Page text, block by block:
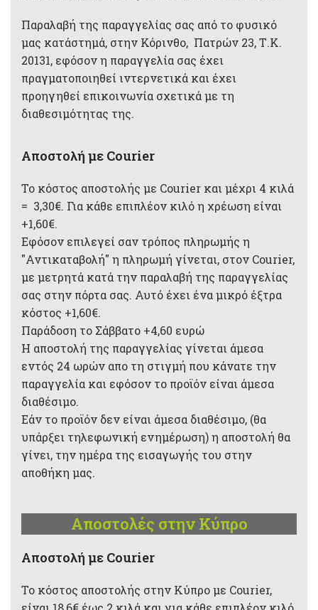
Παραλαβή της παραγγελίας σας από το φυσικό
μας κατάστημά, στην Κόρινθο, Πατρών 23, Τ.Κ.
20131, εφόσον η παραγγελία σας έχει
πραγματοποιηθεί ιντερνετικά και έχει
προηγηθεί επικοινωνία σχετικά με τη
διαθεσιμότητας της.
Αποστολή με Courier
Το κόστος αποστολής με Courier και μέχρι 4 κιλά
= 3,30€. Για κάθε επιπλέον κιλό η χρέωση είναι
+1,60€.
Εφόσον επιλεγεί σαν τρόπος πληρωμής η
"Αντικαταβολή" η πληρωμή γίνεται, στον Courier,
με μετρητά κατά την παραλαβή της παραγγελίας
σας στην πόρτα σας. Αυτό έχει ένα μικρό έξτρα
κόστος +1,60€.
Παράδοση το Σάββατο +4,60 ευρώ
Η αποστολή της παραγγελίας γίνεται άμεσα
εντός 24 ωρών απο τη στιγμή που κάνατε την
παραγγελία και εφόσον το προϊόν είναι άμεσα
διαθέσιμο.
Εάν το προϊόν δεν είναι άμεσα διαθέσιμο, (θα
υπάρξει τηλεφωνική ενημέρωση) η αποστολή θα
γίνει, την ημέρα της εισαγωγής του στην
αποθήκη μας.
Αποστολές στην Κύπρο
Aποστολή με Courier
Το κόστος αποστολής στην Κύπρο με Courier,